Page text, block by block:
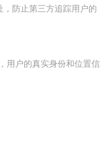
防止第三方追踪用户的
用户的真实身份和位置信